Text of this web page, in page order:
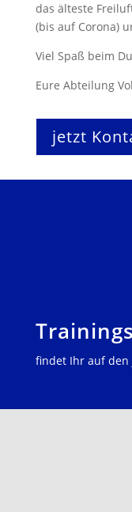
das älteste
(bis auf Corona)
Viel Spaß beim
Eure Abteilung
jetzt
findet Ihr auf den